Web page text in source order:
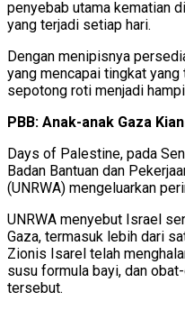
penyebab utama kematian
yang terjadi setiap hari.
Dengan menipisnya
yang mencapai tingkat
sepotong roti menjadi
PBB: Anak-anak Gaza
Days of Palestine, pada
Badan Bantuan dan
(UNRWA) mengeluarkan
UNRWA menyebut Israel
Gaza, termasuk lebih dari
Zionis Isarel telah
susu formula bayi, dan
tersebut.